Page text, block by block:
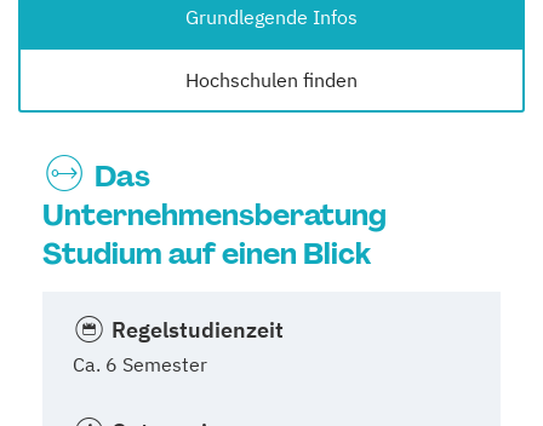
Grundlegende Infos
Hochschulen finden
Das
Unternehmensberatung
Studium auf einen Blick
Regelstudienzeit
Ca. 6 Semester